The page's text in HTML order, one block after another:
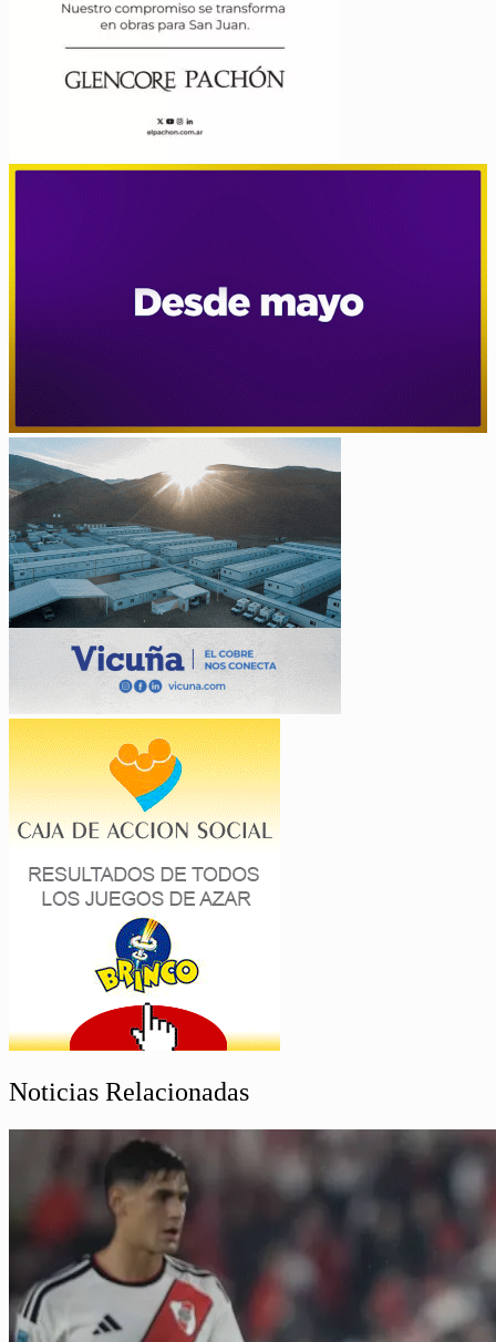
Noticias Relacionadas